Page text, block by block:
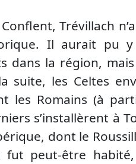
Trévillach
Il aurait pu
dans la région,
les Celtes
les Romains (à
s’installèrent à
dont le
fut peut-être